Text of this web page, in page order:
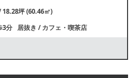
18.28坪 (60.46㎡)
3分 居抜き /カフェ・喫茶店